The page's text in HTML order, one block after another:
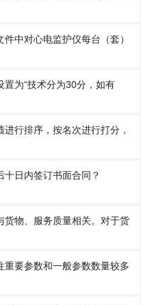
中对心电监护仪每台（套）
为“技术分为30分，如有
行排序，按名次进行打分，
日内签订书面合同？
货物、服务质量相关。对于货
重要参数和一般参数数量较多